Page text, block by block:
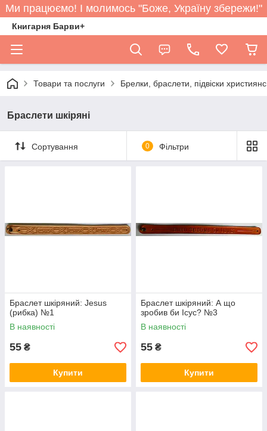
Ми працюємо! І молимось "Боже, Україну збережи!"
Книгарня Барви+
Товари та послуги Брелки, браслети, підвіски
Браслети шкіряні
Сортування 0 Фільтри
Браслет шкіряний: Jesus
(рибка) №1
В наявності
55 ₴
Купити
Браслет шкіряний: А що
зробив би Ісус? №3
В наявності
55 ₴
Купити